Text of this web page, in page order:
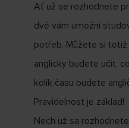
Ať už se rozhodnete
dvě vám umožní
potřeb. Můžete si totiž
anglicky budete učit,
kolik času budete
Pravidelnost je základ!
Nech už sa